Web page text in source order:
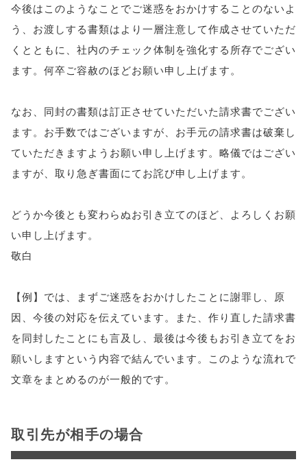
今後はこのようなことでご迷惑をおかけすることのないよ
う、お渡しする書類はより一層注意して作成させていただ
くとともに、社内のチェック体制を強化する所存でござい
ます。何卒ご容赦のほどお願い申し上げます。
なお、同封の書類は訂正させていただいた請求書でござい
ます。お手数ではございますが、お手元の請求書は破棄し
ていただきますようお願い申し上げます。略儀ではござい
ますが、取り急ぎ書面にてお詫び申し上げます。
どうか今後とも変わらぬお引き立てのほど、よろしくお願
い申し上げます。
敬白
【例】では、まずご迷惑をおかけしたことに謝罪し、原
因、今後の対応を伝えています。また、作り直した請求書
を同封したことにも言及し、最後は今後もお引き立てをお
願いしますという内容で結んでいます。このような流れで
文章をまとめるのが一般的です。
取引先が相手の場合